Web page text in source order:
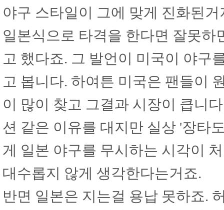
야구 스타일이 그에 맞게 진화된
일본식으로 타격을 한다면 잘못
고 했다죠. 그 발언이 미국이 야구
고 봅니다. 하여튼 미국은 팬들이
이 많이 찾고 그결과 시장이 큽니
션 같은 이유를 대지만 실상 '장타
게 일본 야구를 무시하는 시각이
대수롭지 않게 생각한다는거죠.
반면 일본은 지는걸 용납 못하죠.